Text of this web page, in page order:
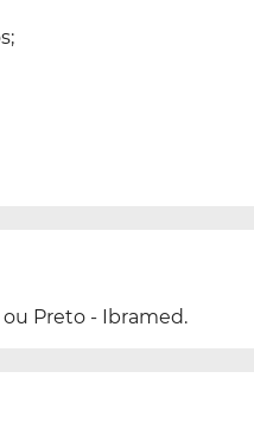
ou Preto - Ibramed.